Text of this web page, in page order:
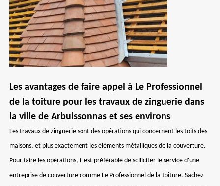
Les avantages de faire appel à Le Professionnel
de la toiture pour les travaux de zinguerie dans
la ville de Arbuissonnas et ses environs
Les travaux de zinguerie sont des opérations qui concernent les toits des
maisons, et plus exactement les éléments métalliques de la couverture.
Pour faire les opérations, il est préférable de solliciter le service d'une
entreprise de couverture comme Le Professionnel de la toiture. Sachez